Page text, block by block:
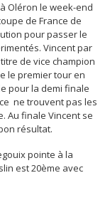
Oléron le week-end
de France de
pour passer le
Vincent par
de vice champion
le premier tour en
pour la demi finale
ne trouvent pas les
Au finale Vincent se
résultat.
pointe à la
est 20ème avec